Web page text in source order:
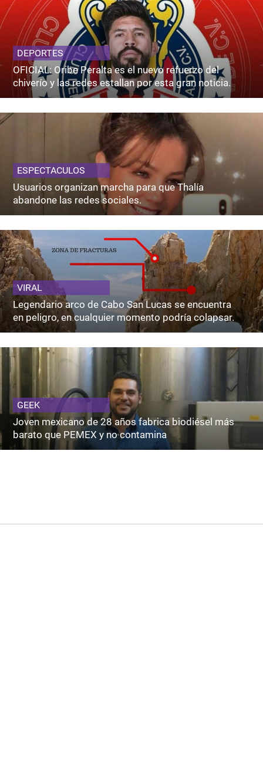
DEPORTES
OFICIAL: Oribe Peralta es el nuevo refuerzo del
chiverío y las redes estallan por esta gran noticia.
ESPECTACULOS
Usuarios organizan marcha para que Thalía
abandone las redes sociales.
VIRAL
Legendario arco de Cabo San Lucas se encuentra
en peligro, en cualquier momento podría colapsar.
GEEK
Joven mexicano de 28 años fabrica biodiésel más
barato que PEMEX y no contamina